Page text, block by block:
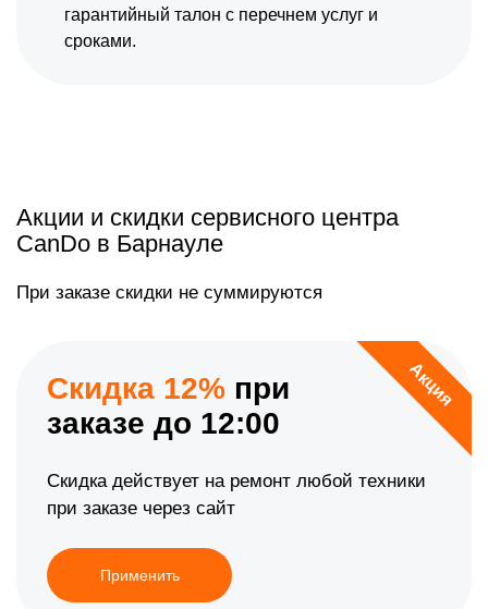
гарантийный талон с перечнем услуг и
сроками.
Акции и скидки сервисного центра
CanDo в Барнауле
При заказе скидки не суммируются
Акция
Скидка 12% при
заказе до 12:00
Скидка действует на ремонт любой техники
при заказе через сайт
Применить